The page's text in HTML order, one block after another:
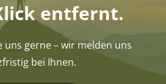
entfernt.
uns gerne – wir melden uns
bei Ihnen.